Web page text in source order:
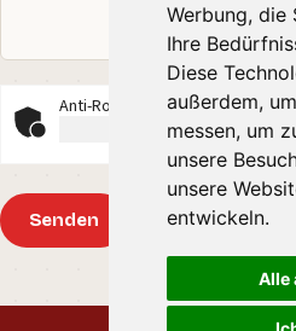
Werbung, die
Ihre
Diese
außerdem,
messen, um
unsere
unsere
entwickeln.
Alle
Anti-Roboter-Verifizierung
Hier klicken
Senden